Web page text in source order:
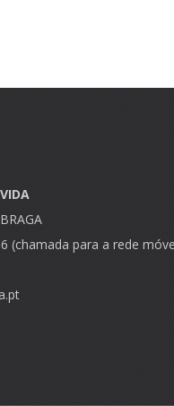
(chamada para a rede